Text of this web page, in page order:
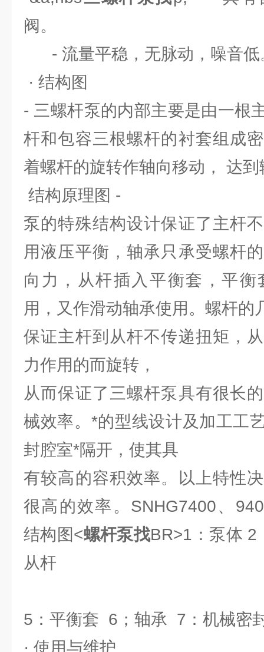
阀。
- 流量平稳，无脉动，噪音低
· 结构图
- 三螺杆泵的内部主要是由一根
杆和包容三根螺杆的衬套组成
着螺杆的旋转作轴向移动， 达
结构原理图 -
泵的特殊结构设计保证了主杆
用液压平衡，轴承只承受螺杆
向力，从杆插入平衡套，平
用，又作滑动轴承使用。螺杆的
保证主杆到从杆不传递扭矩，
力作用的而旋转，
从而保证了三螺杆泵具有很长
械效率。*的型线设计及加工工
封腔室*隔开，使其具
有较高的容积效率。以上特性
很高的效率。SNHG7400、
结构图<螺杆泵找BR>1：泵体
从杆
5：平衡套 6；轴承 7：机械密
· 使用与维护